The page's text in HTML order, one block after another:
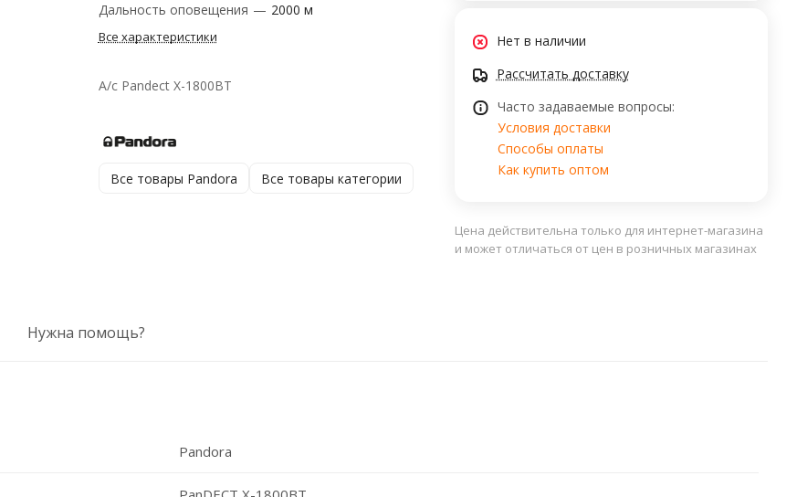
Дальность оповещения — 2000 м
Все характеристики
А/с Pandect X-1800BT
Все товары Pandora Все товары категории
Нет в наличии
Рассчитать доставку
Часто задаваемые вопросы:
Условия доставки
Способы оплаты
Как купить оптом
Цена действительна только для интернет-магазина
и может отличаться от цен в розничных магазинах
Нужна помощь?
Pandora